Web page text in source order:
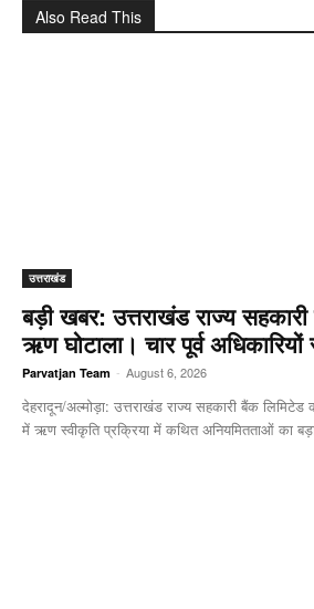
Also Read This
उत्तराखंड
बड़ी खबर: उत्तराखंड राज्य
ऋण घोटाला। चार पूर्व
Parvatjan Team - August 6, 2026
देहरादून/अल्मोड़ा: उत्तराखंड राज्य सहकारी बैंक लिमिटेड
में ऋण स्वीकृति प्रक्रिया में कथित अनियमितताओं का